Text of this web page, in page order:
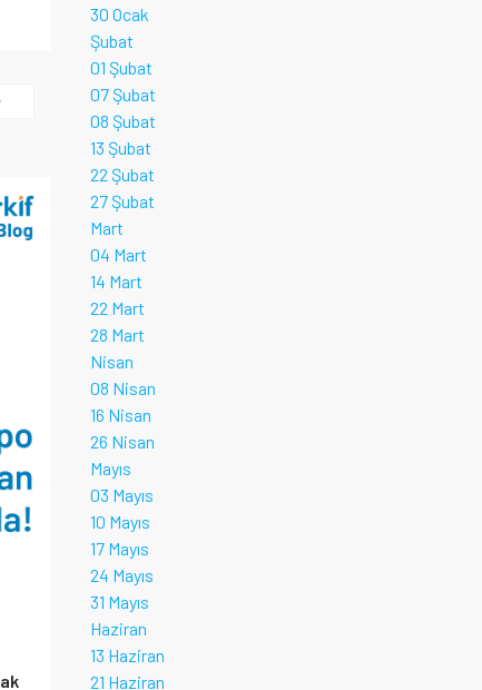
30 Ocak
Şubat
01 Şubat
07 Şubat
08 Şubat
13 Şubat
22 Şubat
27 Şubat
Mart
04 Mart
14 Mart
22 Mart
28 Mart
Nisan
08 Nisan
16 Nisan
26 Nisan
Mayıs
03 Mayıs
10 Mayıs
17 Mayıs
24 Mayıs
31 Mayıs
Haziran
13 Haziran
21 Haziran